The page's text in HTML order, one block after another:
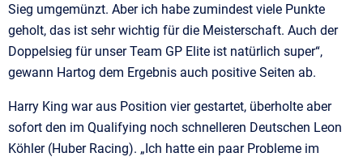
Sieg umgemünzt. Aber ich habe zumindest viele Punkte
geholt, das ist sehr wichtig für die Meisterschaft. Auch der
Doppelsieg für unser Team GP Elite ist natürlich super“,
gewann Hartog dem Ergebnis auch positive Seiten ab.
Harry King war aus Position vier gestartet, überholte aber
sofort den im Qualifying noch schnelleren Deutschen Leon
Köhler (Huber Racing). „Ich hatte ein paar Probleme im